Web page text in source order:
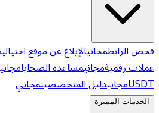
فحص الرابطمجانيالإبلاغ عن موقع احتيالي
عملات رقميةمجانيمساعدة الضحايامجاني
USDTمجانيدليل المتخصصينمجاني
الخدمات المميزة